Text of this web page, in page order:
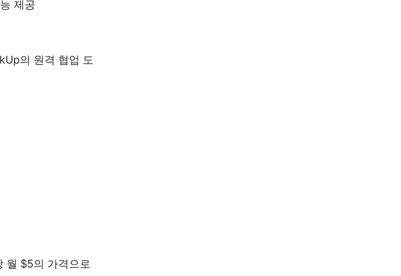
제공
의 원격 협업 도
월 $5의 가격으로